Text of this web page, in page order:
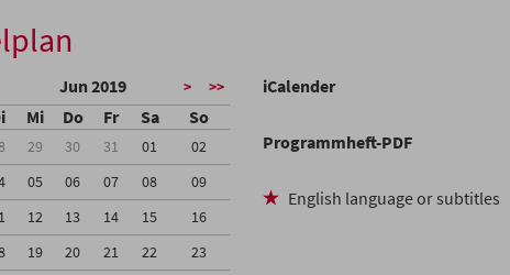
Jun 2019 > >>
Mi Do Fr Sa So
29 30 31 01
02
05 06 07 08
09
12 13 14 15
16
19 20 21 22
23
iCalender
Programmheft-PDF
English language or subtitles